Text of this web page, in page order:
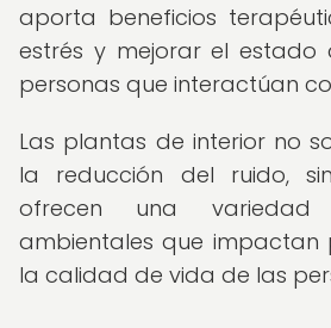
aporta beneficios
estrés y mejorar el estado
personas que interactúan
Las plantas de interior no
la reducción del ruido,
ofrecen una variedad
ambientales que impactan
la calidad de vida de las